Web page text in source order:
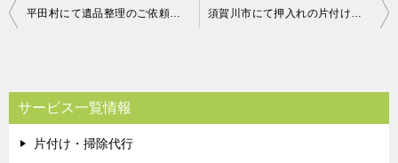
投
ビ
ゲ
ー
平田村にて遺品整理のご依頼 お客様の声 須賀川市にて押入れの片付けのご依頼 お客様の声
サービス一覧情報
片付け・掃除代行